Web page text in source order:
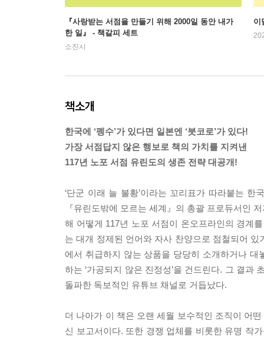
『사랑받는 서점을 만들기 위해 2000일 동안 내가
한 일』 - 책갈피 세트
소진시
이
책소개
한국에 ‘펭수’가 있다면 일본엔 ‘붓코로’가 있다!
가장 서점답지 않은 행보로 책의 가치를 지켜낸
117년 노포 서점 유린도의 생존 전략 대공개!
‘단군 이래 늘 불황’이라는 꼬리표가 따라붙는
『유린도밖에 모르는 세계』의 총괄 프로듀서인
해 어떻게 117년 노포 서점이 온오프라인의 경계
는 대개 정제된 언어와 자사 찬양으로 점철되어 있
에서 취급하지 않는 상품을 당당히 소개하거나 대
하는 ‘가공되지 않은 진정성’을 건드린다. 그 결
돌파한 독보적인 유튜브 채널로 거듭났다.
더 나아가 이 책은 오랜 세월 보수적인 조직이 어
신 보고서이다. 또한 경쟁 업체를 비롯한 유명 작